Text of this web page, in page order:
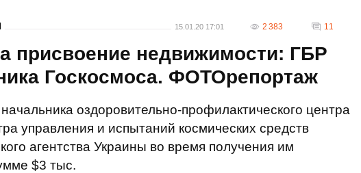
15.01.20 17:01 2 383 11
присвоение недвижимости: ГБР
Госкосмоса. ФОТОрепортаж
оздоровительно-профилактического центра
управления и испытаний космических средств
агентства Украины во время получения им
$3 тыс.